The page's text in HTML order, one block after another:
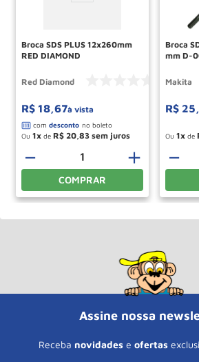
Broca SDS PLUS 12x260mm
RED DIAMOND
Red Diamond
R$ 18,67à vista
Ou 1 de R$ 20,83
＋
－
COMPRAR
Broca
mm D-
Makita
R$ 25,
Ou 1 de
－
Assine nossa
Receba novidades e ofertas